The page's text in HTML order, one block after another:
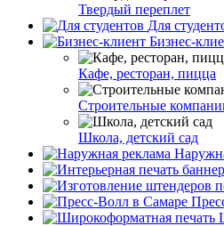
Твердый переплет
Для
Бизнес-
Кафе, ресторан, пицца
Строительные
Школа, детский сад